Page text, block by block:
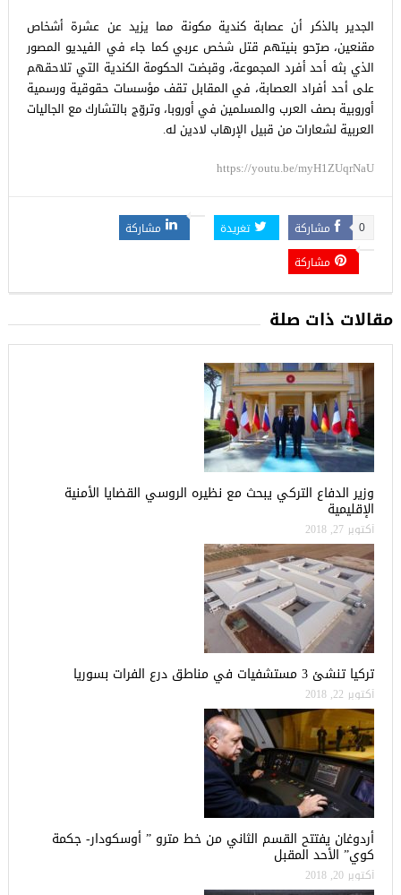
الجدير بالذكر أن عصابة كندية مكونة مما يزيد عن عشرة أشخاص
مقنعين، صرّحو بنيتهم قتل شخص عربي كما جاء في الفيديو المصور
الذي بثه أحد أفرد المجموعة، وقبضت الحكومة الكندية التي تلاحقهم
على أحد أفراد العصابة، في المقابل تقف مؤسسات حقوقية ورسمية
أوروبية بصف العرب والمسلمين في أوروبا، وتروّج بالتشارك مع الجاليات
العربية لشعارات من قبيل الإرهاب لادين له.
https://youtu.be/myH1ZUqrNaU
مشاركة 0 تغريدة
مشاركة
مشاركة
مقالات ذات صلة
وزير الدفاع التركي يبحث مع نظيره الروسي القضايا الأمنية
الإقليمية
أكتوبر 27, 2018
تركيا تنشئ 3 مستشفيات في مناطق درع الفرات بسوريا
أكتوبر 22, 2018
أردوغان يفتتح القسم الثاني من خط مترو ” أوسكودار- جكمة
كوي” الأحد المقبل
أكتوبر 20, 2018